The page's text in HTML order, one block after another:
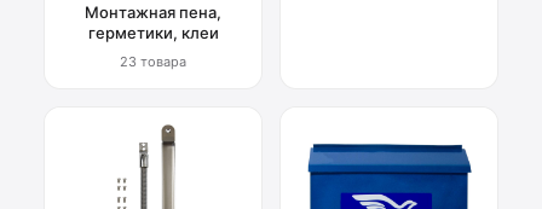
Монтажная пена,
герметики, клеи
23 товара